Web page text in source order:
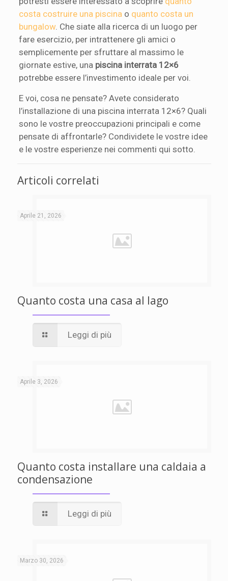
costa costruire una piscina o quanto costa un
bungalow. Che siate alla ricerca di un luogo per
fare esercizio, per intrattenere gli amici o
semplicemente per sfruttare al massimo le
giornate estive, una piscina interrata 12×6
potrebbe essere l’investimento ideale per voi.
E voi, cosa ne pensate? Avete considerato
l’installazione di una piscina interrata 12×6? Quali
sono le vostre preoccupazioni principali e come
pensate di affrontarle? Condividete le vostre idee
e le vostre esperienze nei commenti qui sotto.
Articoli correlati
Aprile 21, 2026
Quanto costa una casa al lago
Leggi di più
Aprile 3, 2026
Quanto costa installare una caldaia a
condensazione
Leggi di più
Marzo 30, 2026